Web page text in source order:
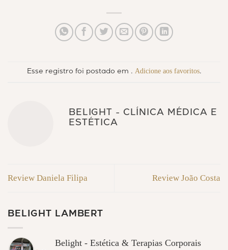
Esse registro foi postado em . Adicione aos favoritos.
BELIGHT - CLÍNICA MÉDICA E
ESTÉTICA
Review Daniela Filipa Review João Costa
BELIGHT LAMBERT
Belight - Estética & Terapias Corporais